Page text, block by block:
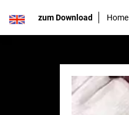
zum Download Home